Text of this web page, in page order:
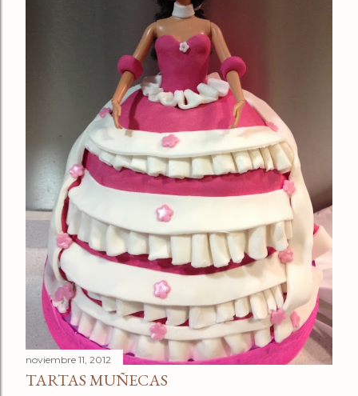
noviembre 11, 2012
TARTAS MUÑECAS